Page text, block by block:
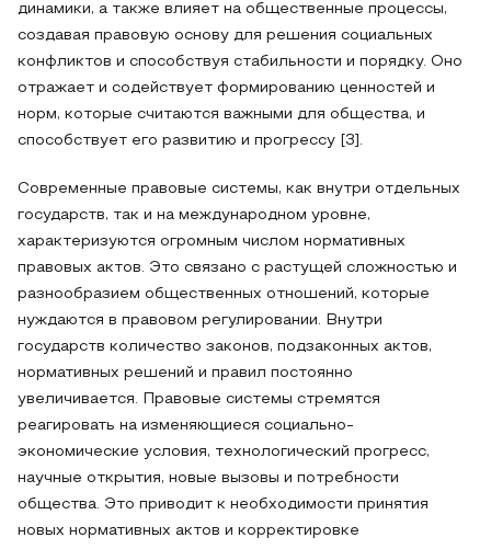
динамики, а также влияет на общественные процессы,
создавая правовую основу для решения социальных
конфликтов и способствуя стабильности и порядку. Оно
отражает и содействует формированию ценностей и
норм, которые считаются важными для общества, и
способствует его развитию и прогрессу [3].
Современные правовые системы, как внутри отдельных
государств, так и на международном уровне,
характеризуются огромным числом нормативных
правовых актов. Это связано с растущей сложностью и
разнообразием общественных отношений, которые
нуждаются в правовом регулировании. Внутри
государств количество законов, подзаконных актов,
нормативных решений и правил постоянно
увеличивается. Правовые системы стремятся
реагировать на изменяющиеся социально-
экономические условия, технологический прогресс,
научные открытия, новые вызовы и потребности
общества. Это приводит к необходимости принятия
новых нормативных актов и корректировке